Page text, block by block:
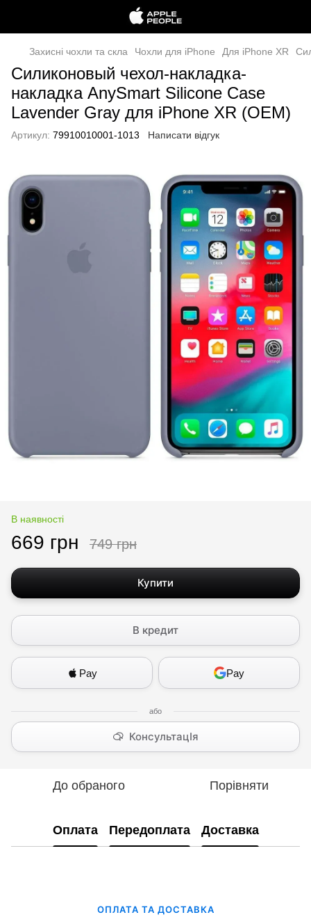
Захисні чохли та скла Чохли для iPhone Для iPhone XR
Силиконовый чехол-накладка-
накладка AnySmart Silicone Case
Lavender Gray для iPhone XR (OEM)
Артикул: 79910010001-1013 Написати відгук
В наявності
669 грн 749 грн
Купити
В кредит
Pay Pay
КонсультацІя
До обраного Порівняти
Оплата Передоплата Доставка
ОПЛАТА ТА ДОСТАВКА